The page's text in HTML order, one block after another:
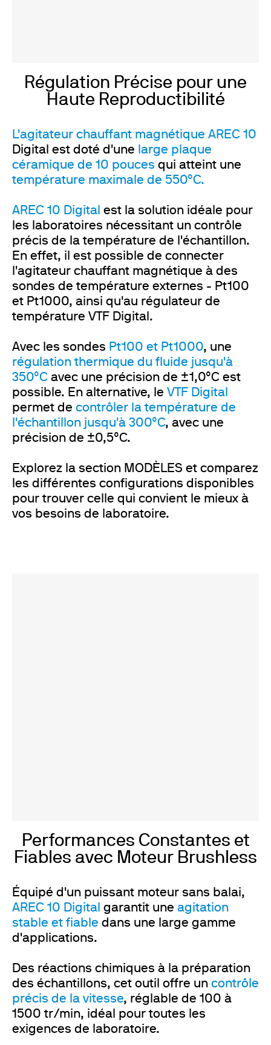
Régulation Précise pour une
Haute Reproductibilité
L'agitateur chauffant magnétique AREC 10
Digital est doté d'une large plaque
céramique de 10 pouces qui atteint une
température maximale de 550°C.
AREC 10 Digital est la solution idéale pour
les laboratoires nécessitant un contrôle
précis de la température de l'échantillon.
En effet, il est possible de connecter
l'agitateur chauffant magnétique à des
sondes de température externes - Pt100
et Pt1000, ainsi qu'au régulateur de
température VTF Digital.
Avec les sondes Pt100 et Pt1000, une
régulation thermique du fluide jusqu'à
350°C avec une précision de ±1,0°C est
possible. En alternative, le VTF Digital
permet de contrôler la température de
l'échantillon jusqu'à 300°C, avec une
précision de ±0,5°C.
Explorez la section MODÈLES et comparez
les différentes configurations disponibles
pour trouver celle qui convient le mieux à
vos besoins de laboratoire.
Performances Constantes et
Fiables avec Moteur Brushless
Équipé d'un puissant moteur sans balai,
AREC 10 Digital garantit une agitation
stable et fiable dans une large gamme
d'applications.
Des réactions chimiques à la préparation
des échantillons, cet outil offre un contrôle
précis de la vitesse, réglable de 100 à
1500 tr/min, idéal pour toutes les
exigences de laboratoire.